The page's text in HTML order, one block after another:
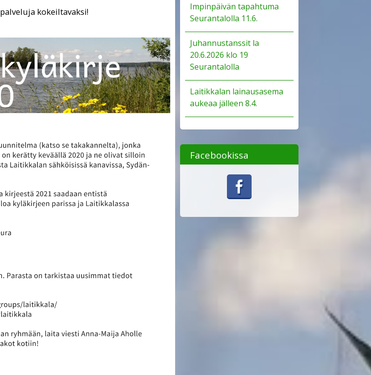
kokeiltavaksi!
Impinpäivän tapahtuma
Seurantalolla 11.6.
Juhannustanssit la
20.6.2026 klo 19
Seurantalolla
Laitikkalan lainausasema
aukeaa jälleen 8.4.
Facebookissa